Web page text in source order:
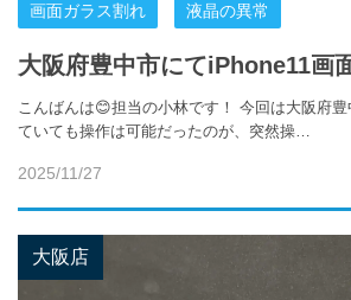
画面ガラス割れ 液晶の異常
大阪府豊中市にてiPhone11画
こんばんは😊担当の小林です！ 今回は大阪府
ていても操作は可能だったのが、突然操…
2025/11/27
大阪店